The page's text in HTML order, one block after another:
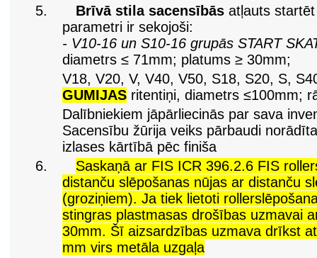
5.
Brīvā stila sacensībāsatļauts startēt
parametri ir sekojoši:
- V10-16 un S10-16 grupās START
diametrs ≤ 71mm; platums ≥ 30mm;
V18, V20, V, V40, V50, S18, S20, S,
GUMIJASritentiņi, diametrs ≤100mm;
Dalībniekiem jāpārliecinās par sava
Sacensību žūrija veiks pārbaudi
izlases kārtībā pēc finiša
6.
Saskaņā ar FIS ICR 396.2.6 FIS
distanču slēpošanas nūjas ar distanču
(groziņiem). Ja tiek lietoti
stingras plastmasas drošības uzmavai
30mm. Šī aizsardzības uzmava drīkst
mm virs metāla uzgaļa